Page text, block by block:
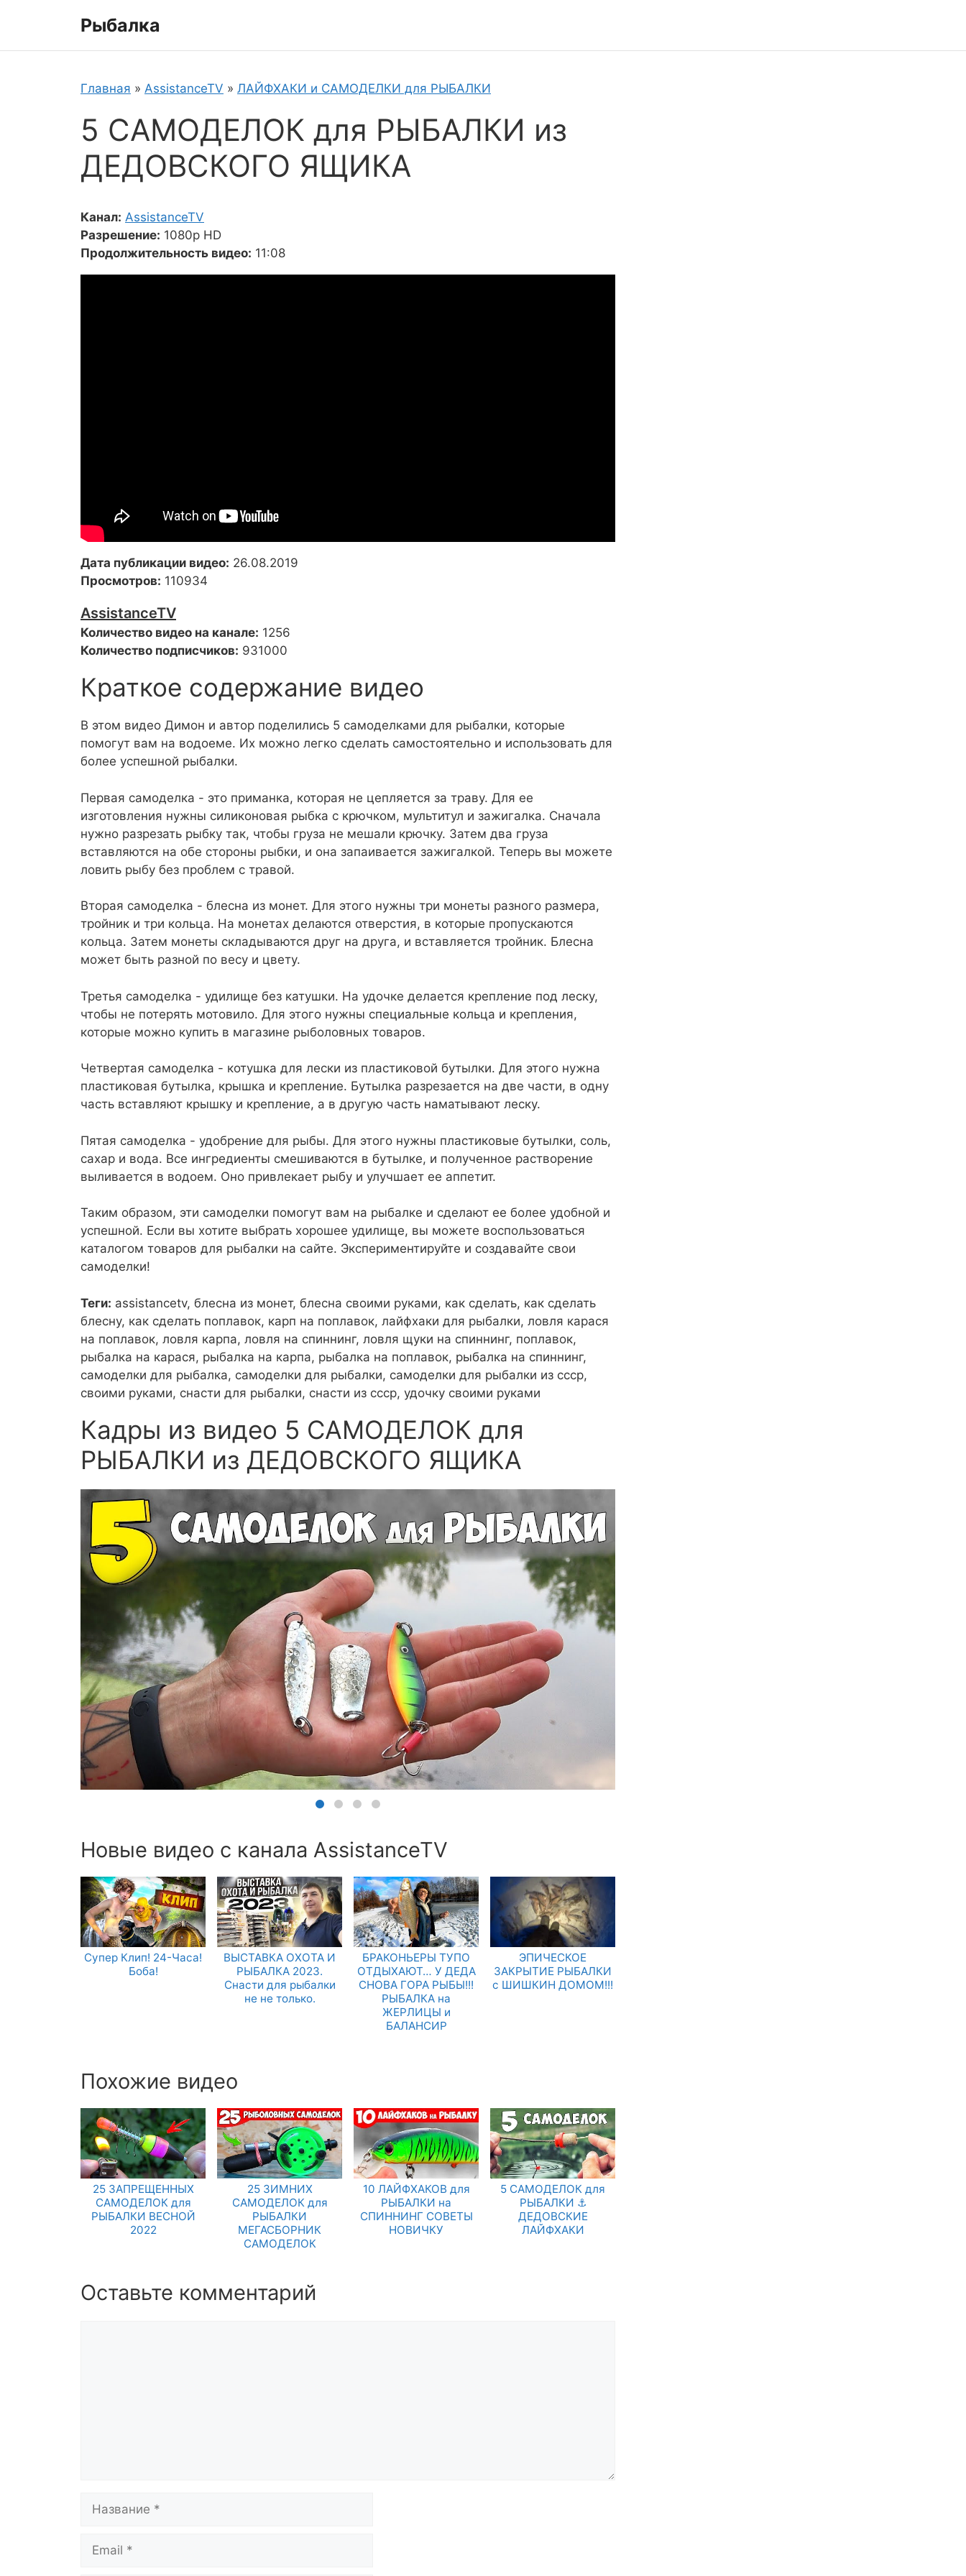
Рыбалка
Главная » AssistanceTV » ЛАЙФХАКИ и САМОДЕЛКИ для РЫБАЛКИ
5 САМОДЕЛОК для РЫБАЛКИ из
ДЕДОВСКОГО ЯЩИКА
Канал: AssistanceTV
Разрешение: 1080p HD
Продолжительность видео: 11:08
Дата публикации видео: 26.08.2019
Просмотров: 110934
AssistanceTV
Количество видео на канале: 1256
Количество подписчиков: 931000
Краткое содержание видео
В этом видео Димон и автор поделились 5 самоделками для рыбалки, которые
помогут вам на водоеме. Их можно легко сделать самостоятельно и использовать для
более успешной рыбалки.
Первая самоделка - это приманка, которая не цепляется за траву. Для ее
изготовления нужны силиконовая рыбка с крючком, мультитул и зажигалка. Сначала
нужно разрезать рыбку так, чтобы груза не мешали крючку. Затем два груза
вставляются на обе стороны рыбки, и она запаивается зажигалкой. Теперь вы можете
ловить рыбу без проблем с травой.
Вторая самоделка - блесна из монет. Для этого нужны три монеты разного размера,
тройник и три кольца. На монетах делаются отверстия, в которые пропускаются
кольца. Затем монеты складываются друг на друга, и вставляется тройник. Блесна
может быть разной по весу и цвету.
Третья самоделка - удилище без катушки. На удочке делается крепление под леску,
чтобы не потерять мотовило. Для этого нужны специальные кольца и крепления,
которые можно купить в магазине рыболовных товаров.
Четвертая самоделка - котушка для лески из пластиковой бутылки. Для этого нужна
пластиковая бутылка, крышка и крепление. Бутылка разрезается на две части, в одну
часть вставляют крышку и крепление, а в другую часть наматывают леску.
Пятая самоделка - удобрение для рыбы. Для этого нужны пластиковые бутылки, соль,
сахар и вода. Все ингредиенты смешиваются в бутылке, и полученное растворение
выливается в водоем. Оно привлекает рыбу и улучшает ее аппетит.
Таким образом, эти самоделки помогут вам на рыбалке и сделают ее более удобной и
успешной. Если вы хотите выбрать хорошее удилище, вы можете воспользоваться
каталогом товаров для рыбалки на сайте. Экспериментируйте и создавайте свои
самоделки!
Теги: assistancetv, блесна из монет, блесна своими руками, как сделать, как сделать
блесну, как сделать поплавок, карп на поплавок, лайфхаки для рыбалки, ловля карася
на поплавок, ловля карпа, ловля на спиннинг, ловля щуки на спиннинг, поплавок,
рыбалка на карася, рыбалка на карпа, рыбалка на поплавок, рыбалка на спиннинг,
самоделки для рыбалка, самоделки для рыбалки, самоделки для рыбалки из ссср,
своими руками, снасти для рыбалки, снасти из ссср, удочку своими руками
Кадры из видео 5 САМОДЕЛОК для
РЫБАЛКИ из ДЕДОВСКОГО ЯЩИКА
Новые видео с канала AssistanceTV
Супер Клип! 24-Часа!
Боба!
ВЫСТАВКА ОХОТА И
РЫБАЛКА 2023.
Снасти для рыбалки
не не только.
БРАКОНЬЕРЫ ТУПО
ОТДЫХАЮТ… У ДЕДА
СНОВА ГОРА РЫБЫ!!!
РЫБАЛКА на
ЖЕРЛИЦЫ и
БАЛАНСИР
ЭПИЧЕСКОЕ
ЗАКРЫТИЕ РЫБАЛКИ
с ШИШКИН ДОМОМ!!!
Похожие видео
25 ЗАПРЕЩЕННЫХ
САМОДЕЛОК для
РЫБАЛКИ ВЕСНОЙ
2022
25 ЗИМНИХ
САМОДЕЛОК для
РЫБАЛКИ
МЕГАСБОРНИК
САМОДЕЛОК
10 ЛАЙФХАКОВ для
РЫБАЛКИ на
СПИННИНГ СОВЕТЫ
НОВИЧКУ
5 САМОДЕЛОК для
РЫБАЛКИ ⚓
ДЕДОВСКИЕ
ЛАЙФХАКИ
Оставьте комментарий
Название
Email